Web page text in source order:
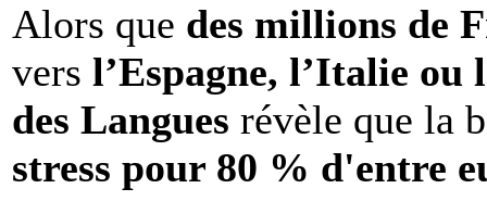
Alors que des millions de
vers l’Espagne, l’Italie ou
des Langues révèle que la
stress pour 80 % d'entre